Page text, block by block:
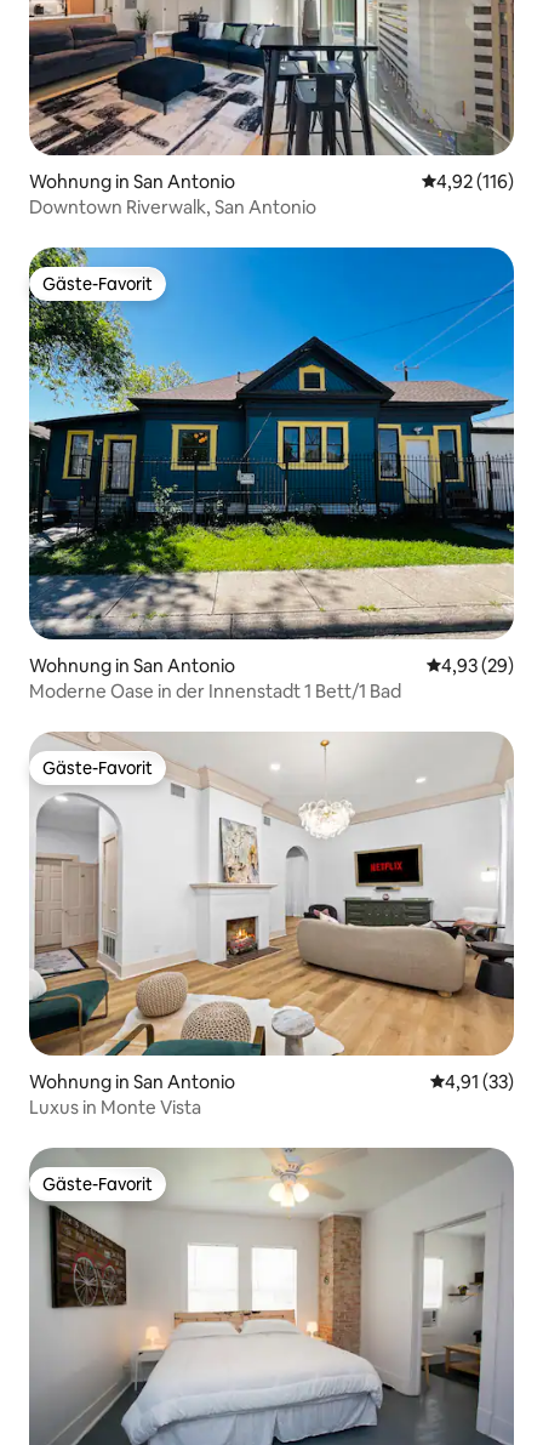
Wohnung in San Antonio
4,92 (116)
Downtown Riverwalk, San Antonio
Gäste-Favorit
Gäste-Favorit
Wohnung in San Antonio
4,93 (29)
Moderne Oase in der Innenstadt 1 Bett/1 Bad
Gäste-Favorit
Gäste-Favorit
Wohnung in San Antonio
4,91 (33)
Luxus in Monte Vista
Gäste-Favorit
Gäste-Favorit